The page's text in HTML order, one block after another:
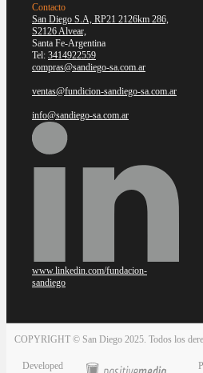
Contacto
San Diego S.A, RP21 2126km 286,
S2126 Alvear,
Santa Fe-Argentina
Tel: 3414922559
compras@sandiego-sa.com.ar
ventas@fundicion-sandiego-sa.com.ar
info@sandiego-sa.com.ar
www.linkedin.com/fundacion-
sandiego
COPYRIGHT © San Diego 2025. Todos los
Developed